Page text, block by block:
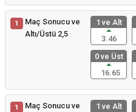
1
Maç Sonucu ve
Altı/Üstü 2,5
1 ve Alt
3.46
0 ve Üst
16.65
1
Maç Sonucu ve
1 ve Alt